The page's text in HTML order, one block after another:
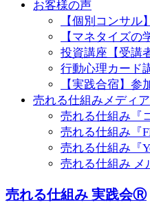
お客様の声
【個別コンサル
【マネタイズの
投資講座【受講
行動心理カード
【実践合宿】参
売れる仕組みメディア
売れる仕組み『
売れる仕組み『
売れる仕組み『
売れる仕組み メ
売れる仕組み 実践会Ⓡ